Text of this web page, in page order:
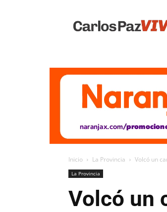
Vivo
Inicio La Provincia Volcó un
La Provincia
Volcó un